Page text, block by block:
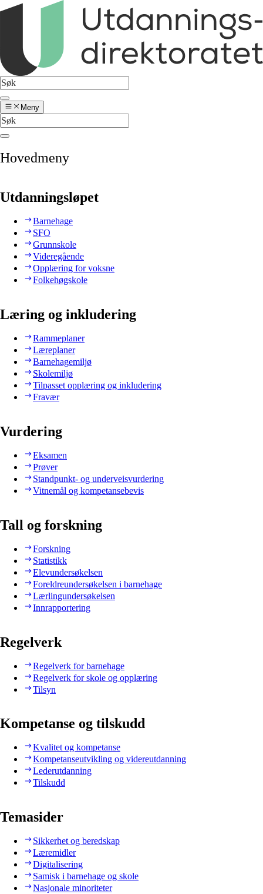
Meny
Hovedmeny
Utdanningsløpet
Barnehage
SFO
Grunnskole
Videregående
Opplæring for voksne
Folkehøgskole
Læring og inkludering
Rammeplaner
Læreplaner
Barnehagemiljø
Skolemiljø
Tilpasset opplæring og inkludering
Fravær
Vurdering
Eksamen
Prøver
Standpunkt- og underveisvurdering
Vitnemål og kompetansebevis
Tall og forskning
Forskning
Statistikk
Elevundersøkelsen
Foreldreundersøkelsen i barnehage
Lærlingundersøkelsen
Innrapportering
Regelverk
Regelverk for barnehage
Regelverk for skole og opplæring
Tilsyn
Kompetanse og tilskudd
Kvalitet og kompetanse
Kompetanseutvikling og videreutdanning
Lederutdanning
Tilskudd
Temasider
Sikkerhet og beredskap
Læremidler
Digitalisering
Samisk i barnehage og skole
Nasjonale minoriteter